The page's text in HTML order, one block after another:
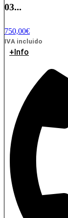
03...
750,00€
IVA incluido
+Info